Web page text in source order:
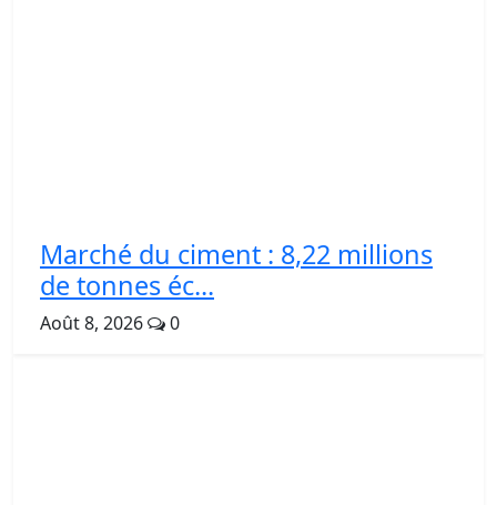
Marché du ciment : 8,22 millions
de tonnes éc...
Août 8, 2026 0